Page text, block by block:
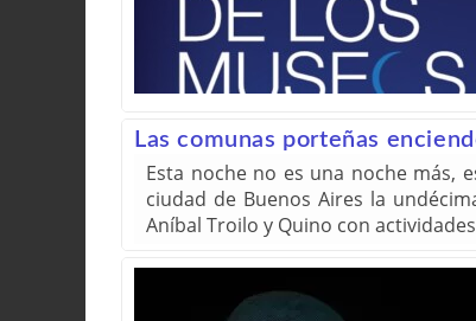
Las comunas porteñas
Esta noche no es una noche más,
ciudad de Buenos Aires la
Aníbal Troilo y Quino con